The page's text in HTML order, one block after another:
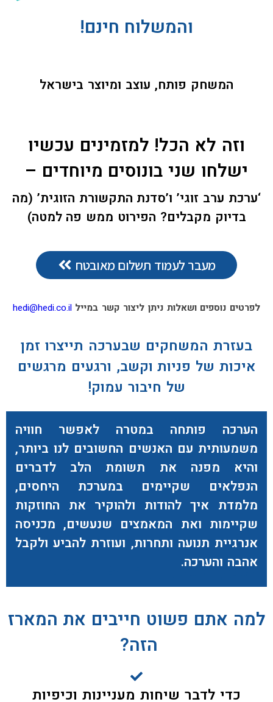
והמשלוח חינם!
המשחק פותח, עוצב ומיוצר בישראל
וזה לא הכל! למזמינים עכשיו
ישלחו שני בונוסים מיוחדים –
‘ערכת ערב זוגי’ ו’סדנת התקשורת הזוגית’ (מה
בדיוק מקבלים? הפירוט ממש פה למטה)
מעבר לעמוד תשלום מאובטח
לפרטים נוספים ושאלות ניתן ליצור קשר במיילhedi@hedi.co.il
בעזרת המשחקים שבערכה תייצרו זמן
איכות של פניות וקשב, ורגעים מרגשים
של חיבור עמוק!
הערכה פותחה במטרה לאפשר חוויה
משמעותית עם האנשים החשובים לנו ביותר,
והיא מפנה את תשומת הלב לדברים
הנפלאים שקיימים במערכת היחסים,
מלמדת איך להודות ולהוקיר את החוזקות
שקיימות ואת המאמצים שנעשים, מכניסה
אנרגיית תנועה ותחרות, ועוזרת להביע ולקבל
אהבה והערכה.
למה אתם פשוט חייבים את המארז
הזה?
כדי לדבר שיחות מעניינות וכיפיות